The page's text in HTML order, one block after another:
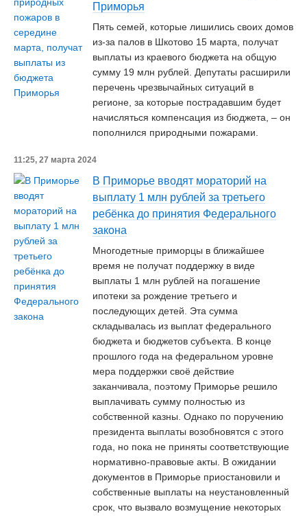
Приморья
Пять семей, которые лишились своих домов
из-за палов в Шкотово 15 марта, получат
выплаты из краевого бюджета на общую
сумму 19 млн рублей. Депутаты расширили
перечень чрезвычайных ситуаций в
регионе, за которые пострадавшим будет
начисляться компенсация из бюджета, – он
пополнился природными пожарами.
11:25, 27 марта 2024
В Приморье вводят мораторий на
выплату 1 млн рублей за третьего
ребёнка до принятия Федерального
закона
Многодетные приморцы в ближайшее
время не получат поддержку в виде
выплаты 1 млн рублей на погашение
ипотеки за рождение третьего и
последующих детей. Эта сумма
складывалась из выплат федерального
бюджета и бюджетов субъекта. В конце
прошлого года на федеральном уровне
мера поддержки своё действие
заканчивала, поэтому Приморье решило
выплачивать сумму полностью из
собственной казны. Однако по поручению
президента выплаты возобновятся с этого
года, но пока не приняты соответствующие
нормативно-правовые акты. В ожидании
документов в Приморье приостановили и
собственные выплаты на неустановленный
срок, что вызвало возмущение некоторых